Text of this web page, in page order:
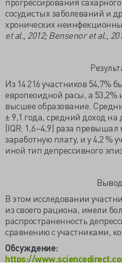
сосудистых заболеваний и
хронических
et al., 2012; Bensenor et al.,
Из 14 216 участников
европеоидной расы, а 53,2%
высшее образование.
± 9,1 года, средний доход на
(IQR: 1,6–4,9) раза
заработную плату, и у 4,2 %
иной тип депрессивного
В этом исследовании
из своего рациона, имели
распространенность
сравнению с участниками,
Обсуждение:
https://